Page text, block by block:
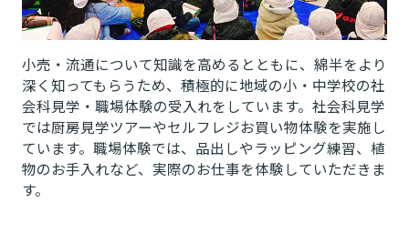
小売・流通について知識を高めるとともに、綿半をより
深く知ってもらうため、積極的に地域の小・中学校の社
会科見学・職場体験の受入れをしています。社会科見学
では厨房見学ツアーやセルフレジお買い物体験を実施し
ています。職場体験では、品出しやラッピング練習、植
物のお手入れなど、実際のお仕事を体験していただきま
す。